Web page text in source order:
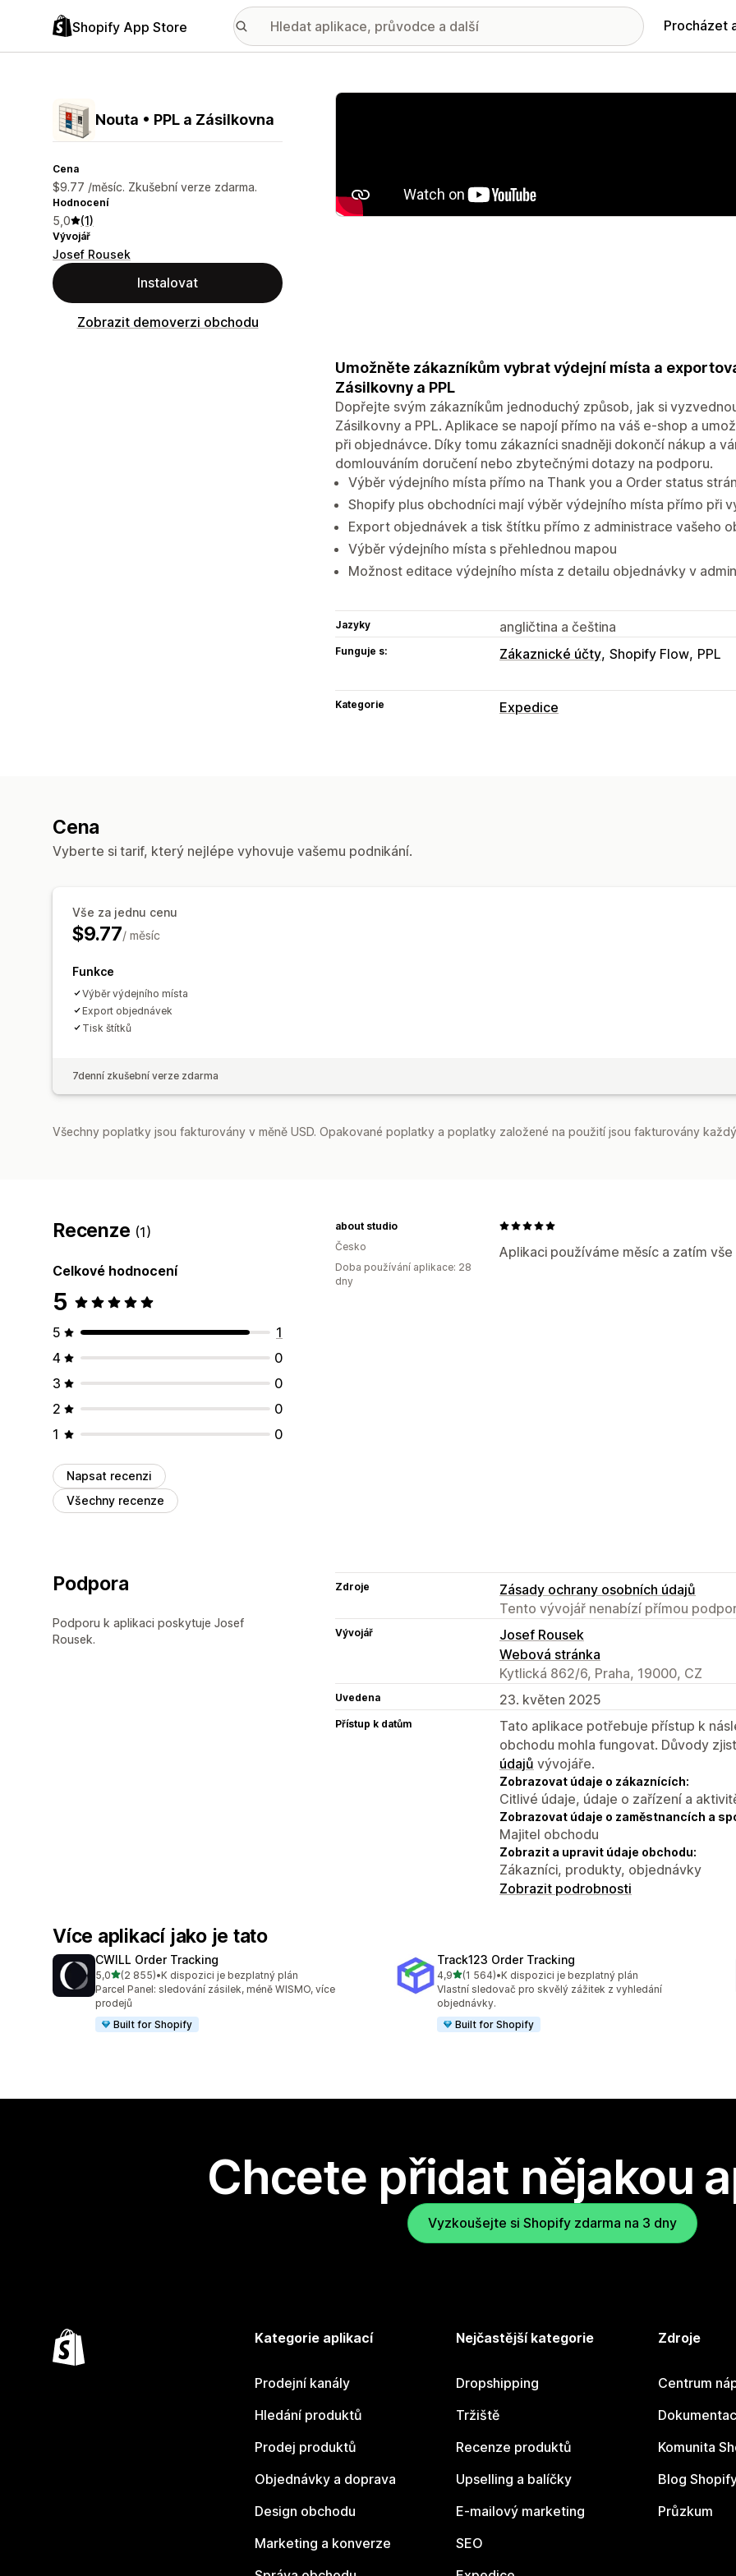
Shopify App Store Procházet
Nouta • PPL a Zásilkovna
Cena
$9.77 /měsíc. Zkušební verze zdarma.
Hodnocení
5,0 (1)
Vývojář
Josef Rousek
Instalovat
Zobrazit demoverzi obchodu
Galerie propagovaných obrázků
Umožněte zákazníkům vybrat výdejní místa a
Zásilkovny a PPL
Dopřejte svým zákazníkům jednoduchý způsob, jak si
Zásilkovny a PPL. Aplikace se napojí přímo na váš e-shop a
při objednávce. Díky tomu zákazníci snadněji dokončí nákup a
domlouváním doručení nebo zbytečnými dotazy na podporu.
Výběr výdejního místa přímo na Thank you a Order status
Shopify plus obchodníci mají výběr výdejního místa přímo při
Export objednávek a tisk štítku přímo z administrace vašeho
Výběr výdejního místa s přehlednou mapou
Možnost editace výdejního místa z detailu objednávky v
Jazyky angličtina a čeština
Funguje s: Zákaznické účty Shopify Flow PPL
Kategorie Expedice
Cena
Vyberte si tarif, který nejlépe vyhovuje vašemu podnikání.
Vše za jednu cenu
$9.77/ měsíc
Funkce
Výběr výdejního místa
Export objednávek
Tisk štítků
7denní zkušební verze zdarma
Všechny poplatky jsou fakturovány v měně USD. Opakované poplatky a poplatky založené na použití jsou fakturovány
Recenze (1)
Celkové hodnocení
5
5
1
4
0
3
0
2
0
1
0
Napsat recenzi
Všechny recenze
Aplikaci používáme měsíc a zatím
about studio
Česko
Doba používání aplikace: 28
dny
Podpora
Podporu k aplikaci poskytuje Josef
Rousek.
Zdroje
Zásady ochrany osobních údajů
Tento vývojář nenabízí přímou
Vývojář
Josef Rousek
Webová stránka
Kytlická 862/6, Praha, 19000, CZ
Uvedena 23. květen 2025
Přístup k datům
Tato aplikace potřebuje přístup k
obchodu mohla fungovat. Důvody
údajů vývojáře.
Zobrazovat údaje o zákaznících:
Citlivé údaje, údaje o zařízení a
Zobrazovat údaje o zaměstnancích a
Majitel obchodu
Zobrazit a upravit údaje obchodu:
Zákazníci, produkty, objednávky
Zobrazit podrobnosti
Více aplikací jako je tato
CWILL Order Tracking
5,0z 5 hvězd
(2 855)
Celkový počet recenzí: 2855
•K dispozici je bezplatný plán
Parcel Panel: sledování zásilek, méně WISMO, více
prodejů
Built for Shopify
Track123 Order Tracking
4,9z 5 hvězd
(1 564)
Celkový počet recenzí: 1564
•K dispozici je bezplatný plán
Vlastní sledovač pro skvělý zážitek z vyhledání
objednávky.
Built for Shopify
Chcete přidat nějakou
Vyzkoušejte si Shopify zdarma na 3 dny
Kategorie aplikací
Prodejní kanály
Hledání produktů
Prodej produktů
Objednávky a doprava
Design obchodu
Marketing a konverze
Nejčastější kategorie
Dropshipping
Tržiště
Recenze produktů
Upselling a balíčky
E-mailový marketing
SEO
Zdroje
Centrum
Komunita
Blog
Průzkum